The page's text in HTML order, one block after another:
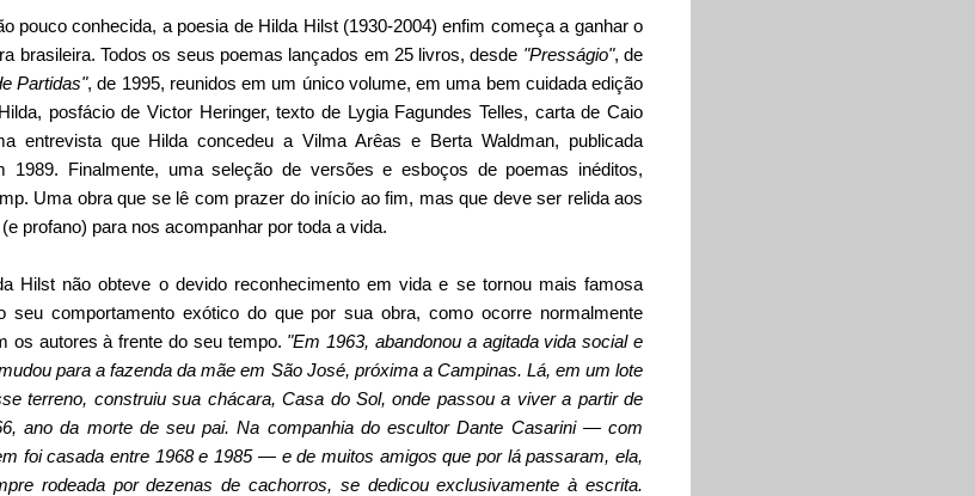
pouco conhecida, a poesia de Hilda Hilst (1930-2004) enfim começa a ganhar o
brasileira. Todos os seus poemas lançados em 25 livros, desde "Presságio", de
Partidas", de 1995, reunidos em um único volume, em uma bem cuidada edição
posfácio de Victor Heringer, texto de Lygia Fagundes Telles, carta de Caio
entrevista que Hilda concedeu a Vilma Arêas e Berta Waldman, publicada
1989. Finalmente, uma seleção de versões e esboços de poemas inéditos,
Uma obra que se lê com prazer do início ao fim, mas que deve ser relida aos
profano) para nos acompanhar por toda a vida.
Hilst não obteve o devido reconhecimento em vida e se tornou mais famosa
seu comportamento exótico do que por sua obra, como ocorre normalmente
os autores à frente do seu tempo. "Em 1963, abandonou a agitada vida social e
para a fazenda da mãe em São José, próxima a Campinas. Lá, em um lote
terreno, construiu sua chácara, Casa do Sol, onde passou a viver a partir de
ano da morte de seu pai. Na companhia do escultor Dante Casarini — com
foi casada entre 1968 e 1985 — e de muitos amigos que por lá passaram, ela,
rodeada por dezenas de cachorros, se dedicou exclusivamente à escrita.